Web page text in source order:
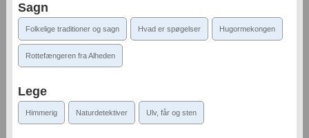
Sagn
Folkelige traditioner og sagn Hvad er spøgelser Hugormekongen
Rottefængeren fra Alheden
Lege
Himmerig Naturdetektiver Ulv, får og sten